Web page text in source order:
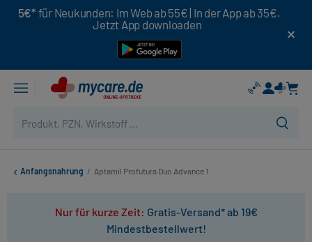
5€* für Neukunden: Im Web ab 55€ | In der App ab 35€.
Jetzt App downloaden
Anfangsnahrung / Aptamil Profutura Duo Advance 1
Nur für kurze Zeit: Gratis-Versand* ab 19€
Mindestbestellwert!